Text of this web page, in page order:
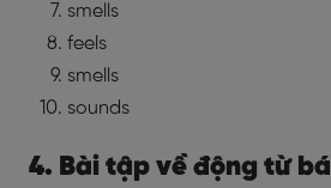
smells
feels
smells
sounds
4. Bài tập về động từ